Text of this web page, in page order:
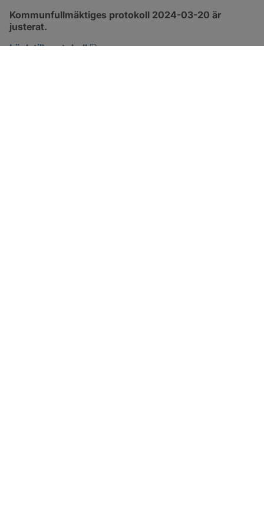
Kommunfullmäktiges protokoll 2024-03-20 är
justerat.
Länk till protokoll
pdf, 317.5 kB, öppnas i nytt fönster.